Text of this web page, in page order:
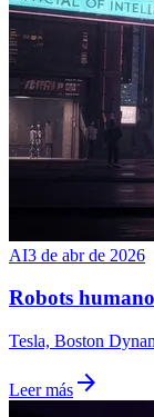
AI3 de abr de 2026
Robots
Tesla, Boston
Leer más arrow_forward